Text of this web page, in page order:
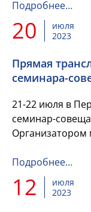
культуры в
Подробнее…
20
июля
2023
Прямая
семинара-
21-22 июля в
семинар-
применения
Подробнее…
12
июля
2023